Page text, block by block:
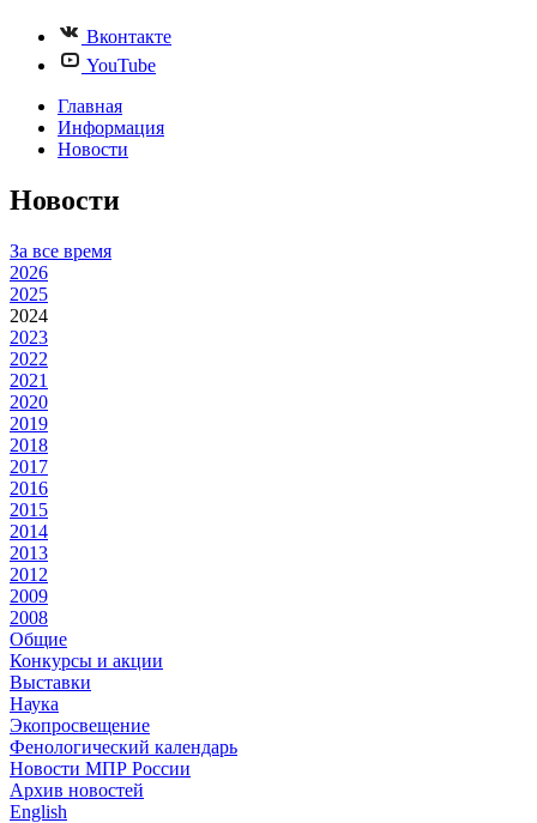
Вконтакте
YouTube
Главная
Информация
Новости
Новости
За все время
2026
2025
2024
2023
2022
2021
2020
2019
2018
2017
2016
2015
2014
2013
2012
2009
2008
Общие
Конкурсы и акции
Выставки
Наука
Экопросвещение
Фенологический календарь
Новости МПР России
Архив новостей
English